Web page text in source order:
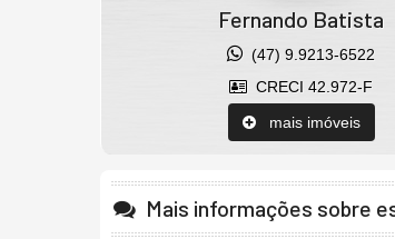
Fernando Batista
(47) 9.9213-6522
CRECI 42.972-F
mais imóveis
Mais informações sobre